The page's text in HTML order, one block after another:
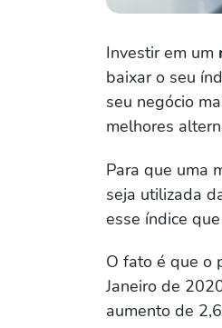
Investir em um
baixar o seu
seu negócio
melhores
Para que uma
seja utilizada
esse índice
O fato é que o
Janeiro de
aumento de